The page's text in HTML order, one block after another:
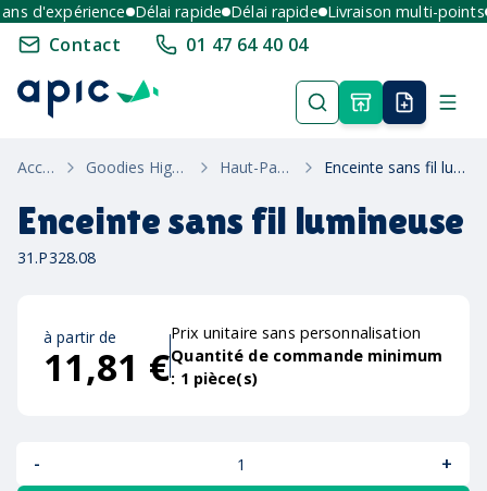
d'expérience Délai rapide Délai rapide Livraison multi-points
Contact 01 47 64 40 04
Accueil Goodies High-Tech Haut-Parleurs Enceinte sans fil lumineuse
Enceinte sans fil lumineuse
31.P328.08
à partir de
11,81 €
Prix unitaire sans personnalisation
Quantité de commande minimum
: 1 pièce(s)
- +